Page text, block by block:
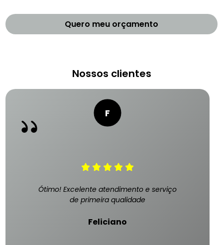
Quero meu orçamento
Nossos clientes
Ótimo! Excelente atendimento e serviço
de primeira qualidade
Feliciano